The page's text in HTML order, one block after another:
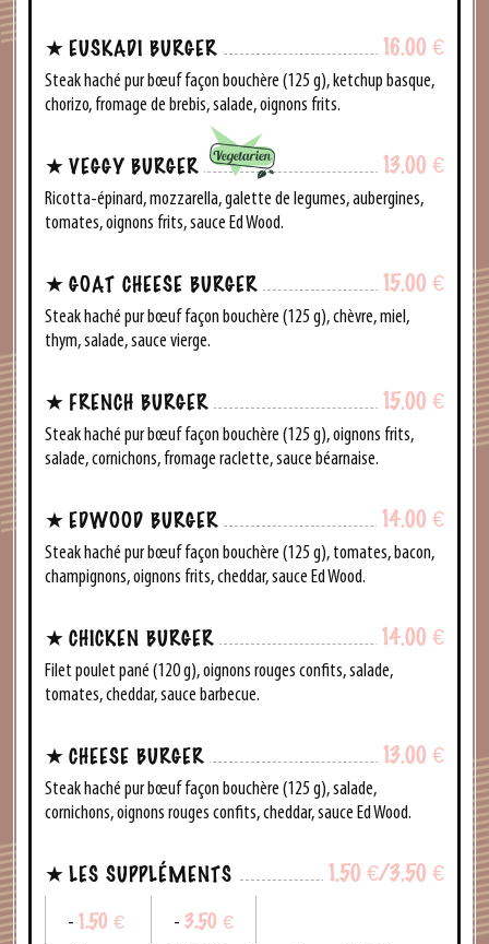
16.00 €
EUSKADI BURGER
Steak haché pur bœuf façon bouchère (125 g), ketchup basque,
chorizo, fromage de brebis, salade, oignons frits.
13.00 €
VEGGY BURGER
Ricotta-épinard, mozzarella, galette de legumes, aubergines,
tomates, oignons frits, sauce Ed Wood.
15.00 €
GOAT CHEESE BURGER
Steak haché pur bœuf façon bouchère (125 g), chèvre, miel,
thym, salade, sauce vierge.
15.00 €
FRENCH BURGER
Steak haché pur bœuf façon bouchère (125 g), oignons frits,
salade, cornichons, fromage raclette, sauce béarnaise.
14.00 €
EDWOOD BURGER
Steak haché pur bœuf façon bouchère (125 g), tomates, bacon,
champignons, oignons frits, cheddar, sauce Ed Wood.
14.00 €
CHICKEN BURGER
Filet poulet pané (120 g), oignons rouges confits, salade,
tomates, cheddar, sauce barbecue.
13.00 €
CHEESE BURGER
Steak haché pur bœuf façon bouchère (125 g), salade,
cornichons, oignons rouges confits, cheddar, sauce Ed Wood.
1.50 €/3.50 €
LES SUPPLÉMENTS
- 1.50 € - 3.50 €